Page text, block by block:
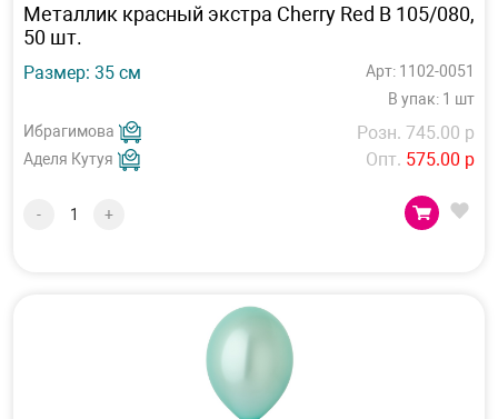
Металлик красный экстра Cherry Red В 105/080,
50 шт.
Размер: 35 см
Арт: 1102-0051
В упак: 1 шт
Ибрагимова
Аделя Кутуя
Розн. 745.00 р
Опт. 575.00 р
- +